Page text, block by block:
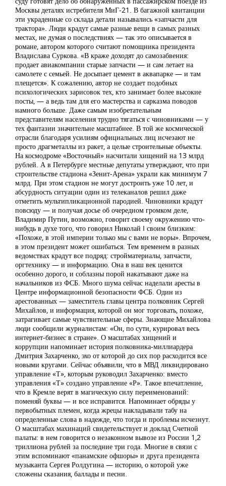
Москвы деталях истребителя МиГ-21. В багажной квитанции
эти украденные со склада детали назывались «запчасти для
трактора». Люди крадут самые разные вещи в самых разных
местах, не думая о последствиях — так это описывается в
романе, автором которого считают помощника президента
Владислава Суркова. «В краже доходят до самозабвения:
продает авиакомпании старые запчасти — и сам летает на
самолете с семьей. Не досыпает цемент в аквапарке — и там
плещется». К сожалению, автор не создает подобных
психологических зарисовок тех, кто занимает более высокие
посты, — а ведь там для его мастерства и сарказма поводов
намного больше. Даже самым изобретательным
представителям населения трудно тягаться с чиновниками — у
тех фантазии значительне масштабнее. В той же космической
отрасли благодаря усилиям официальных лиц исчезают не
просто драгметаллы из ракет, а целые строительные объекты.
На космодроме «Восточный» насчитали хищений на 13 млрд
рублей. А в Петербурге местные депутаты утверждают, что при
строительстве стадиона «Зенит-Арена» украли как минимум 7
млрд. При этом стадион не могут достроить уже 10 лет, и
абсурдность ситуации один из телеканалов решил даже
отметить мультипликационной пародией. Чиновники крадут
повсюду — и получая досье об очередном громком деле,
Владимир Путин, возможно, говорит своему окружению что-
нибудь в духе того, что говорил Николай I своим близким:
«Похоже, в этой империи только мы с вами не воры». Впрочем,
в этом президент может ошибаться. Тем временем в разных
ведомствах крадут все подряд: стройматериалы, запчасти,
оргтехнику — и информацию. Она в наш век ценится
особенно дорого, и соблазны порой накатывают даже на
начальников из ФСБ. Много шума сейчас наделали аресты в
Центре информационной безопасности ФСБ. Один из
арестованных — заместитель главы центра полковник Сергей
Михайлов, и информация, которой он мог торговать, похоже,
затрагивает самые чувствительные сферы. Знающие Михайлова
люди сообщили журналистам: «Он, по сути, курировал весь
интернет-бизнес в стране». О масштабах хищений и
коррупции напоминает история полковника-миллиардера
Дмитрия Захарченко, эхо от которой до сих пор расходится все
новыми кругами. Сейчас объявили, что в МВД ликвидировано
управление «Т», которым руководил Захарченко: вместо
управления «Т» создано управление «Р». Такое впечатление,
что в Кремле верят в магическую силу переименований:
поменяй буквы — и все исправится. Напоминает обряды у
первобытных племен, когда жрецы накладывали табу на
определенные слова в надежде, что тогда и проблемы исчезнут.
О масштабах махинаций свидетельствует и доклад Счетной
палаты: в нем говорится о незаконном вывозе из России 1,2
триллиона рублей за последние три года. Многие в связи с
этим вспоминают «панамские офшоры» и друга президента
музыканта Сергея Ролдугина — историю, о которой уже
сложены сказания, баллады и песни.